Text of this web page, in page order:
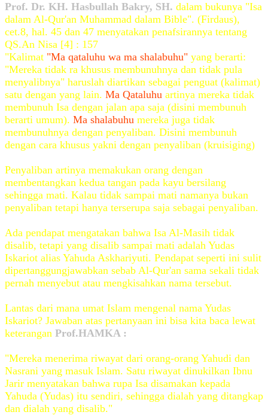
Prof. Dr. KH. Hasbullah Bakry, SH. dalam bukunya "Isa
dalam Al-Qur'an Muhammad dalam Bible". (Firdaus),
cet.8, hal. 45 dan 47 menyatakan penafsirannya tentang
QS.An Nisa [4] : 157
"Kalimat "Ma qataluhu wa ma shalabuhu" yang berarti:
"Mereka tidak ra khusus membunuhnya dan tidak pula
menyalibnya" haruslah diartikan sebagai penguat (kalimat)
satu dengan yang lain. Ma Qataluhu artinya mereka tidak
membunuh Isa dengan jalan apa saja (disini membunuh
berarti umum). Ma shalabuhu mereka juga tidak
membunuhnya dengan penyaliban. Disini membunuh
dengan cara khusus yakni dengan penyaliban (kruisiging)
Penyaliban artinya memakukan orang dengan
membentangkan kedua tangan pada kayu bersilang
sehingga mati. Kalau tidak sampai mati namanya bukan
penyaliban tetapi hanya terserupa saja sebagai penyaliban.
Ada pendapat mengatakan bahwa Isa Al-Masih tidak
disalib, tetapi yang disalib sampai mati adalah Yudas
Iskariot alias Yahuda Askhariyuti. Pendapat seperti ini sulit
dipertanggungjawabkan sebab Al-Qur'an sama sekali tidak
pernah menyebut atau mengkisahkan nama tersebut.
Lantas dari mana umat Islam mengenal nama Yudas
Iskariot? Jawaban atas pertanyaan ini bisa kita baca lewat
keterangan Prof.HAMKA :
"Mereka menerima riwayat dari orang-orang Yahudi dan
Nasrani yang masuk Islam. Satu riwayat dinukilkan Ibnu
Jarir menyatakan bahwa rupa Isa disamakan kepada
Yahuda (Yudas) itu sendiri, sehingga dialah yang ditangkap
dan dialah yang disalib."